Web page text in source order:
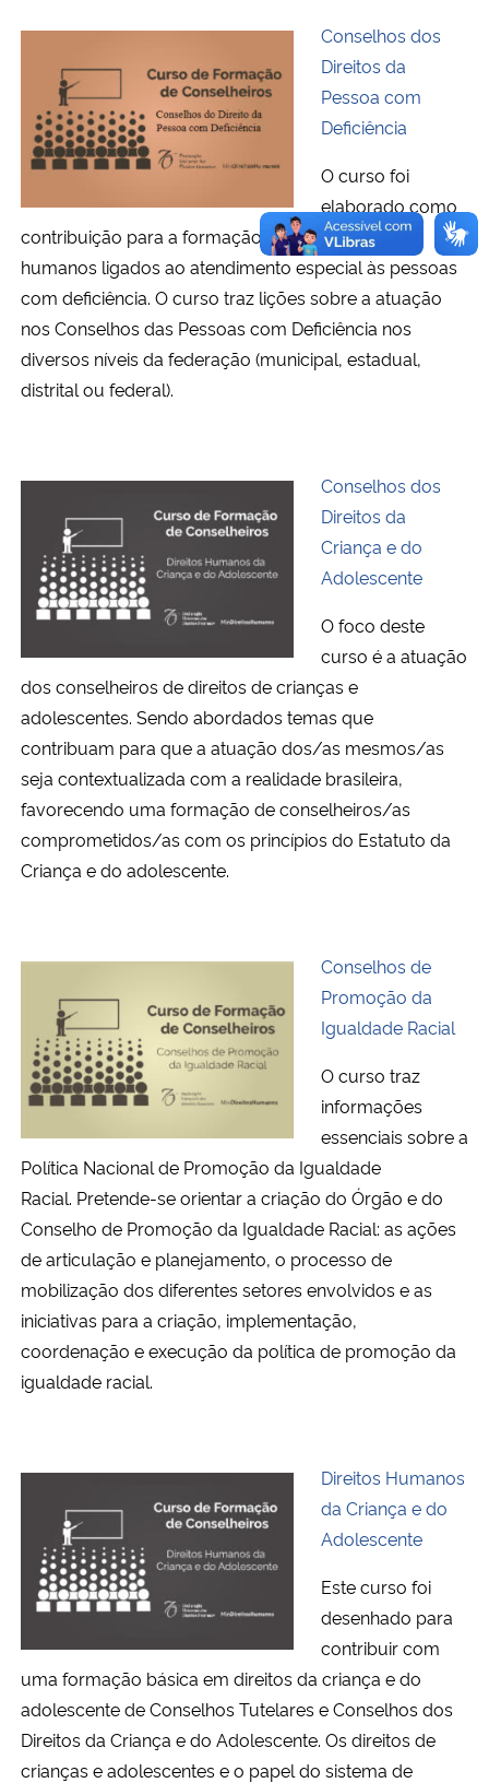
Conselhos dos
Direitos da
Pessoa com
Deficiência
O curso foi
elaborado como
contribuição para a formação básica em direitos
humanos ligados ao atendimento especial às pessoas
com deficiência. O curso traz lições sobre a atuação
nos Conselhos das Pessoas com Deficiência nos
diversos níveis da federação (municipal, estadual,
distrital ou federal).
Conselhos dos
Direitos da
Criança e do
Adolescente
O foco deste
curso é a atuação
dos conselheiros de direitos de crianças e
adolescentes. Sendo abordados temas que
contribuam para que a atuação dos/as mesmos/as
seja contextualizada com a realidade brasileira,
favorecendo uma formação de conselheiros/as
comprometidos/as com os princípios do Estatuto da
Criança e do adolescente.
Conselhos de
Promoção da
Igualdade Racial
O curso traz
informações
essenciais sobre a
Política Nacional de Promoção da Igualdade
Racial. Pretende-se orientar a criação do Órgão e do
Conselho de Promoção da Igualdade Racial: as ações
de articulação e planejamento, o processo de
mobilização dos diferentes setores envolvidos e as
iniciativas para a criação, implementação,
coordenação e execução da política de promoção da
igualdade racial.
Direitos Humanos
da Criança e do
Adolescente
Este curso foi
desenhado para
contribuir com
uma formação básica em direitos da criança e do
adolescente de Conselhos Tutelares e Conselhos dos
Direitos da Criança e do Adolescente. Os direitos de
crianças e adolescentes e o papel do sistema de